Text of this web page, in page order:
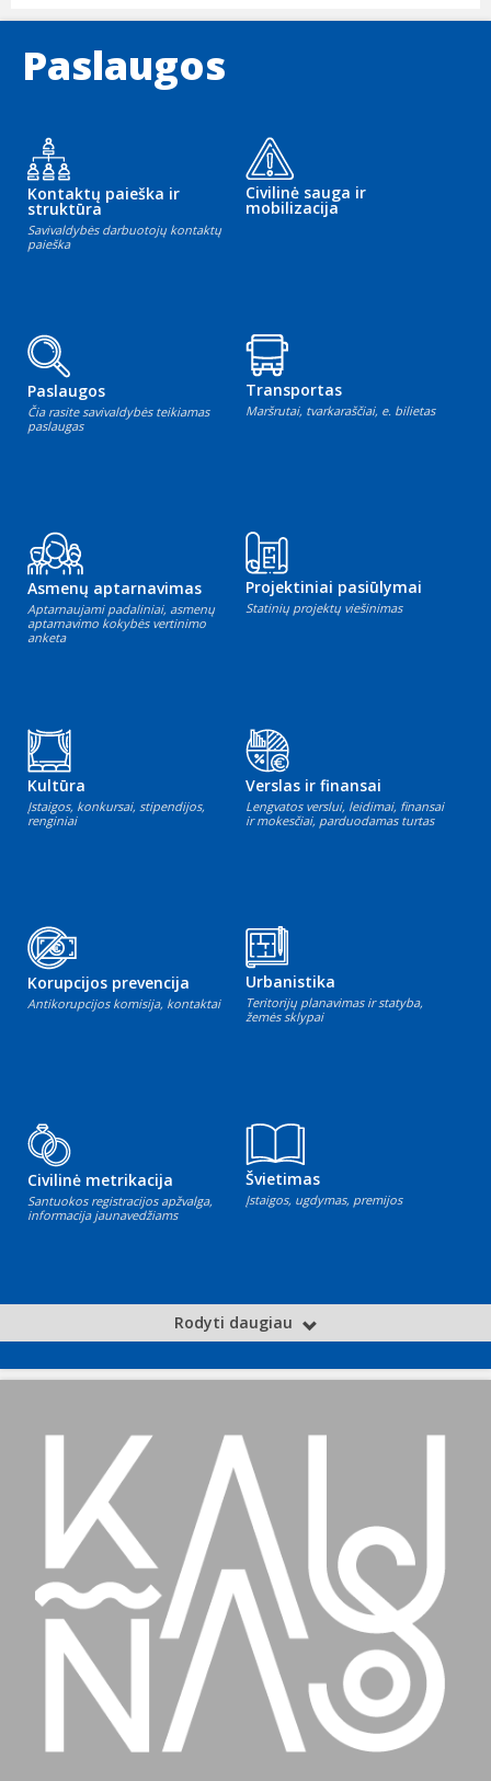
Paslaugos
Kontaktų paieška ir
struktūra
Savivaldybės darbuotojų kontaktų
paieška
Civilinė sauga ir
mobilizacija
Paslaugos
Čia rasite savivaldybės teikiamas
paslaugas
Transportas
Maršrutai, tvarkaraščiai, e. bilietas
Asmenų aptarnavimas
Aptarnaujami padaliniai, asmenų
aptarnavimo kokybės vertinimo
anketa
Projektiniai pasiūlymai
Statinių projektų viešinimas
Kultūra
Įstaigos, konkursai, stipendijos,
renginiai
Verslas ir finansai
Lengvatos verslui, leidimai, finansai
ir mokesčiai, parduodamas turtas
Korupcijos prevencija
Antikorupcijos komisija, kontaktai
Urbanistika
Teritorijų planavimas ir statyba,
žemės sklypai
Civilinė metrikacija
Santuokos registracijos apžvalga,
informacija jaunavedžiams
Švietimas
Įstaigos, ugdymas, premijos
Rodyti daugiau